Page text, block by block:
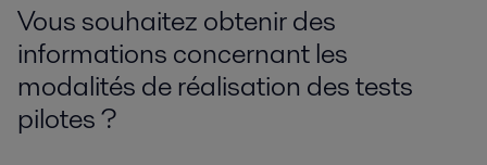
Vous souhaitez obtenir des
informations concernant les
modalités de réalisation des tests
pilotes ?